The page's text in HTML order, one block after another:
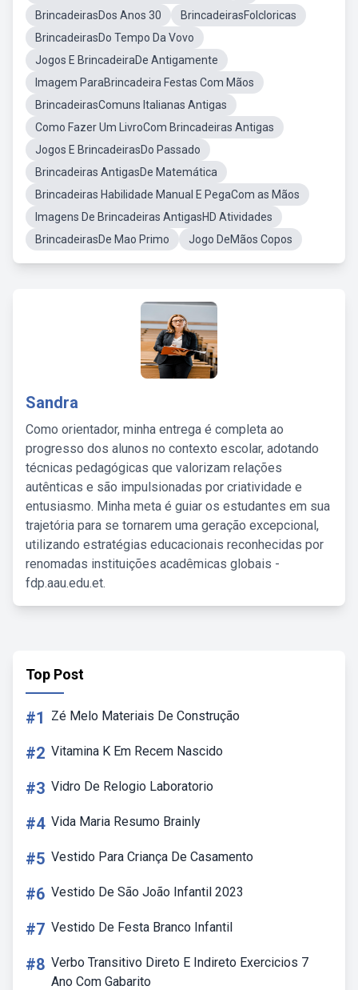
BrincadeirasDos Anos 30
BrincadeirasFolcloricas
BrincadeirasDo Tempo Da Vovo
Jogos E BrincadeiraDe Antigamente
Imagem ParaBrincadeira Festas Com Mãos
BrincadeirasComuns Italianas Antigas
Como Fazer Um LivroCom Brincadeiras Antigas
Jogos E BrincadeirasDo Passado
Brincadeiras AntigasDe Matemática
Brincadeiras Habilidade Manual E PegaCom as Mãos
Imagens De Brincadeiras AntigasHD Atividades
BrincadeirasDe Mao Primo
Jogo DeMãos Copos
Sandra
Como orientador, minha entrega é completa ao
progresso dos alunos no contexto escolar, adotando
técnicas pedagógicas que valorizam relações
autênticas e são impulsionadas por criatividade e
entusiasmo. Minha meta é guiar os estudantes em sua
trajetória para se tornarem uma geração excepcional,
utilizando estratégias educacionais reconhecidas por
renomadas instituições acadêmicas globais -
fdp.aau.edu.et.
Top Post
#1 Zé Melo Materiais De Construção
#2 Vitamina K Em Recem Nascido
#3 Vidro De Relogio Laboratorio
#4 Vida Maria Resumo Brainly
#5 Vestido Para Criança De Casamento
#6 Vestido De São João Infantil 2023
#7 Vestido De Festa Branco Infantil
#8 Verbo Transitivo Direto E Indireto Exercicios 7
Ano Com Gabarito